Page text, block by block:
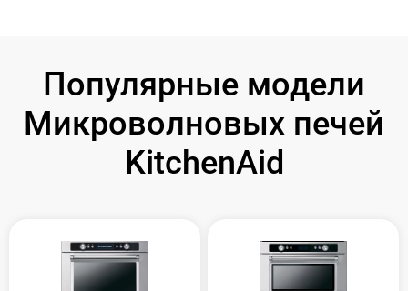
Популярные модели
Микроволновых печей
KitchenAid